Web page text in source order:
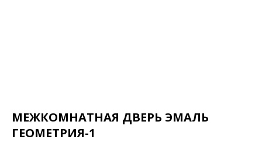
МЕЖКОМНАТНАЯ ДВЕРЬ ЭМАЛЬ
ГЕОМЕТРИЯ-1